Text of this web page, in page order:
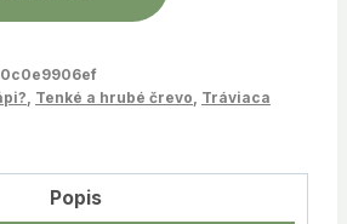
Tenké a hrubé črevo Tráviaca
Popis